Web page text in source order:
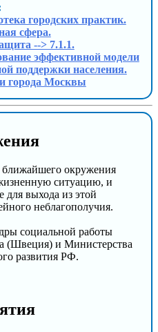
городских практик.
сфера.
--> 7.1.1.
эффективной модели
поддержки населения.
города Москвы
ближайшего окружения
ситуацию, и
для выхода из этой
неблагополучия.
социальной работы
(Швеция) и Министерства
развития РФ.